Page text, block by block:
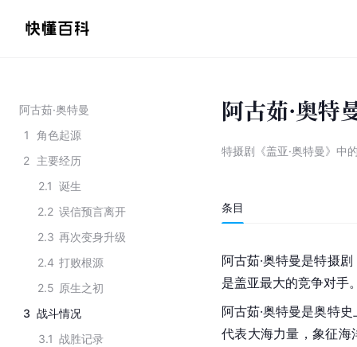
阿古茹·奥特曼
1
角色起源
2 主要经历
2.1 诞生
2.2 误信预言离开
2.3 再次变身升级
2.4 打败根源
2.5 原生之初
3 战斗情况
3.1 战胜记录
阿古茹·奥特
特摄剧《盖亚·奥特曼》中
条目
阿古茹·奥特曼是特摄
是盖亚最大的竞争对手
阿古茹·奥特曼是奥特
代表大海力量，象征海